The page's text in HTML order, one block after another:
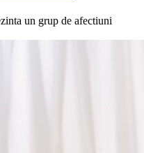
un grup de afectiuni